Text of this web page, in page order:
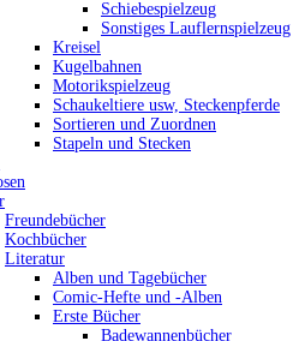
Schiebespielzeug
Sonstiges Lauflernspielzeug
Kreisel
Kugelbahnen
Motorikspielzeug
Schaukeltiere usw, Steckenpferde
Sortieren und Zuordnen
Stapeln und Stecken
Freundebücher
Kochbücher
Literatur
Alben und Tagebücher
Comic-Hefte und -Alben
Erste Bücher
Badewannenbücher